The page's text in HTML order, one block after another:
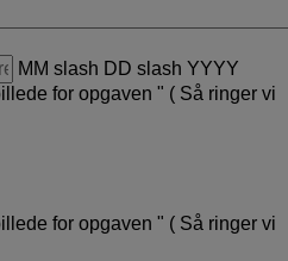
MM slash DD slash YYYY
for opgaven " ( Så ringer vi
for opgaven " ( Så ringer vi